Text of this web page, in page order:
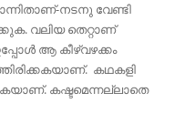
നടനു വേണ്ടി
വലിയ തെറ്റാണ്
ആ കീഴ്വഴക്കം
കഥകളി
കഷ്ടമെന്നല്ലാതെ